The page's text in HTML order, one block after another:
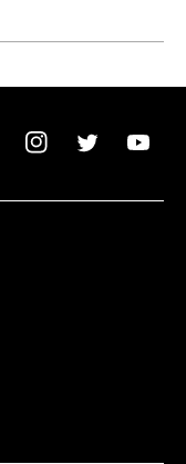
InstagramTwitter